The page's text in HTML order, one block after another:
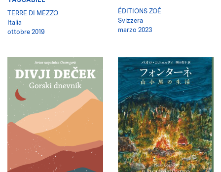
TERRE DI MEZZO
Italia
ottobre 2019
ÉDITIONS ZOÉ
Svizzera
marzo 2023